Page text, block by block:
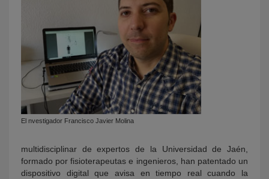
El nvestigador Francisco Javier Molina
multidisciplinar de expertos de la Universidad de Jaén,
formado por fisioterapeutas e ingenieros, han patentado un
dispositivo digital que avisa en tiempo real cuando la